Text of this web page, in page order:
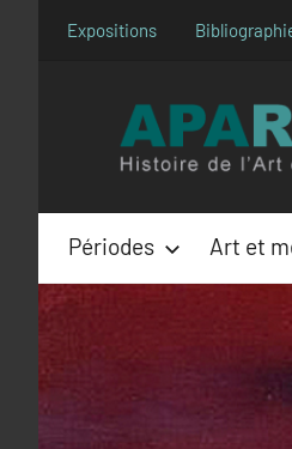
Expositions
Périodes Art et